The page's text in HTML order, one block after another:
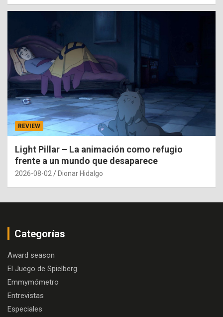
REVIEW
Light Pillar – La animación como refugio
frente a un mundo que desaparece
2026-08-02 Dionar Hidalgo
Categorías
Award season
El Juego de Spielberg
Emmymómetro
Entrevistas
Especiales